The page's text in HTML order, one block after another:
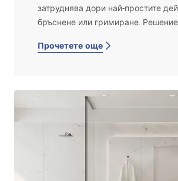
затруднява дори най-простите
бръснене или гримиране.
запотяване. Как работят и струва
Прочетете още